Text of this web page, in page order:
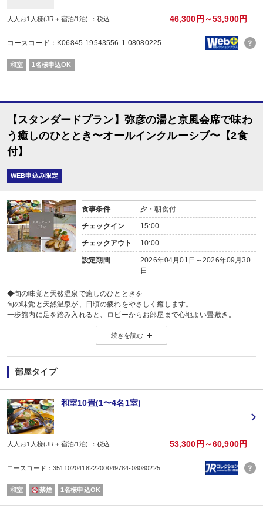
◆お風呂
疲れた体に温泉成分がじんわりと染みわたり、一日の疲れを癒してくれます。
館内は畳敷きのため、湯上がりでも足元が冷えにくく、そのまま快適にお部屋
＜無料貸切露天風呂のご案内＞
弥彦の街並みを望む、檜の樽型露天風呂をご利用いただけます。
夕食は、新潟の海の幸を中心とした京風会席料理。
旬の味覚を盛り込み、上品な味付けと繊細な盛り付けで、
目にも舌にもご満足いただける内容となっております。
お食事中はアルコールを含むドリンクが飲み放題。
朝食も食事会場にて、心にも体にも優しい和定食をご用意しております。
自家製の干物はお客様ご自身で焼きながらお召し上がりいただけますので、焼
「普段は少食なのに、旅行に来ると朝ごはんはついしっかり食べてしまう」
そんな声も多い、評判の朝食です。旅の一日の始まりを美味しく迎えましょう
大人お1人様(JR＋宿泊/1泊) ：税込 46,300円～53,900円
コースコード：K06845-19543556-1-08080225
和室 1名様申込OK
【スタンダードプラン】弥彦の湯と京風会席で味わ
う癒しのひととき〜オールインクルーシブ〜【2食
付】
WEB申込み限定
食事条件 夕・朝食付
チェックイン 15:00
チェックアウト 10:00
設定期間
2026年04月01日～2026年09月30
日
◆旬の味覚と天然温泉で癒しのひとときを──
旬の味覚と天然温泉が、日頃の疲れをやさしく癒します。
一歩館内に足を踏み入れると、ロビーからお部屋まで心地よい畳敷き。
長旅で疲れた足に、畳の感触がやわらかく伝わります。
◆当館のご滞在は、嬉しい“オールインクルーシブスタイル”。
館内でのひとときを、すべて料金内でお楽しみいただけます。
・ウェルカム饅頭でほっと一息。
・お風呂上がりには、ポッキンアイスの湯上がりサービスをご用意。
・ラウンジサービス
チェックインから21:00まで、生ビールを含むアルコール類とおつまみをお楽
また、コーヒーやジュースなどのソフトドリンクは24時間いつでもご利用い
・ご夕食時飲み放題
ソフトドリンクはもちろん、ビール・ワイン・地酒20種などのアルコール類
◆お風呂
【弥彦湯神社温泉】の湯は、肌の角質をやさしく落とす“美肌の湯”。
館内は畳敷きのため、湯上がりでも足元が冷えにくく、そのまま快適にお部屋
＜無料貸切露天風呂のご案内＞
弥彦の街並みを望む、檜の樽型露天風呂をご利用いただけます。
夜には湯面がライトアップされ、飴色に輝く湯と暮れゆくあかね空が幻想的な
◆お食事
続きを読む
部屋タイプ
和室10畳(1〜4名1室)
大人お1人様(JR＋宿泊/1泊) ：税込 53,300円～60,900円
コースコード：351102041822200049784-08080225
和室 禁煙 1名様申込OK